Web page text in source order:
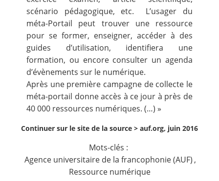
scénario pédagogique, etc. L’usager du
méta-Portail peut trouver une ressource
pour se former, enseigner, accéder à des
guides d’utilisation, identifiera une
formation, ou encore consulter un agenda
d’évènements sur le numérique.
Après une première campagne de collecte le
méta-portail donne accès à ce jour à près de
40 000 ressources numériques. (…) »
Continuer sur le site de la source > auf.org, juin 2016
Mots-clés :
Agence universitaire de la francophonie (AUF) ,
Ressource numérique